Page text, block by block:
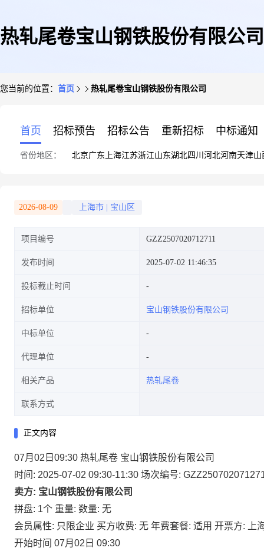
热轧尾卷宝山钢铁股份有限公司
您当前的位置： 首页 热轧尾卷宝山钢铁股份有限公司
首页 招标预告 招标公告 重新招标 中标通知
省份地区： 北京广东 上海江苏浙江山东湖北四川 河北河南天津山
2026-08-09 上海市 宝山区
项目编号 GZZ2507020712711
发布时间 2025-07-02 11:46:35
投标截止时间
招标单位 宝山钢铁股份有限公司
中标单位
代理单位
相关产品 热轧尾卷
联系方式
正文内容
07月02日09:30 热轧尾卷 宝山钢铁股份有限公司
时间: 2025-07-02 09:30-11:30 场次编号:
卖方: 宝山钢铁股份有限公司
拼盘: 1个 重量: 数量: 无
会员属性: 只限企业 买方收费: 无 年费套餐: 适用 开票方: 上
开始时间 07月02日 09:30